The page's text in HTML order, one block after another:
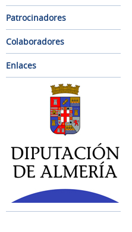
Patrocinadores
Colaboradores
Enlaces